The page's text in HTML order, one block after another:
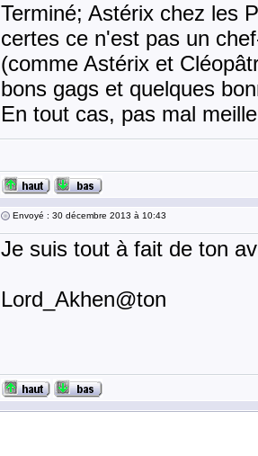
Terminé; Astérix chez les
certes ce n'est pas un
(comme Astérix et
bons gags et quelques
En tout cas, pas mal
Envoyé : 30 décembre 2013 à 10:43
Je suis tout à fait de ton
Lord_Akhen@ton